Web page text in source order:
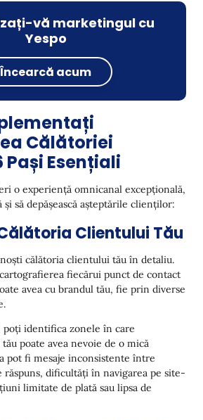
vă marketingul cu
Yespo
Încearcă acum
Călătoriei
Esențiali
o experiență omnicanal excepțională,
și să depășească așteptările clienților:
Clientului Tău
călătoria clientului tău în detaliu.
fiecărui punct de contact
avea cu brandul tău, fie prin diverse
identifica zonele în care
poate avea nevoie de o mică
pot fi mesaje inconsistente între
dificultăți în navigarea pe site-
limitate de plată sau lipsa de